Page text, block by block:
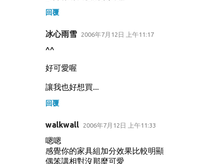
回覆
冰心雨雪 2006年7月12日 上午11:17
^^
好可愛喔
讓我也好想買....
回覆
walkwall 2006年7月12日 上午11:33
嗯嗯
感覺你的家具組加分效果比較明顯
偶笨講相對沒那麼可愛